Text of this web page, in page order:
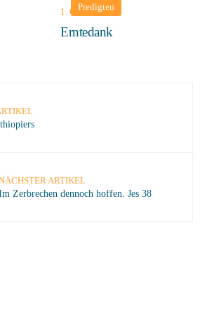
Predigten
1. Oktober 2023
Erntedank
ARTIKEL
Zerbrechen dennoch hoffen. Jes 38